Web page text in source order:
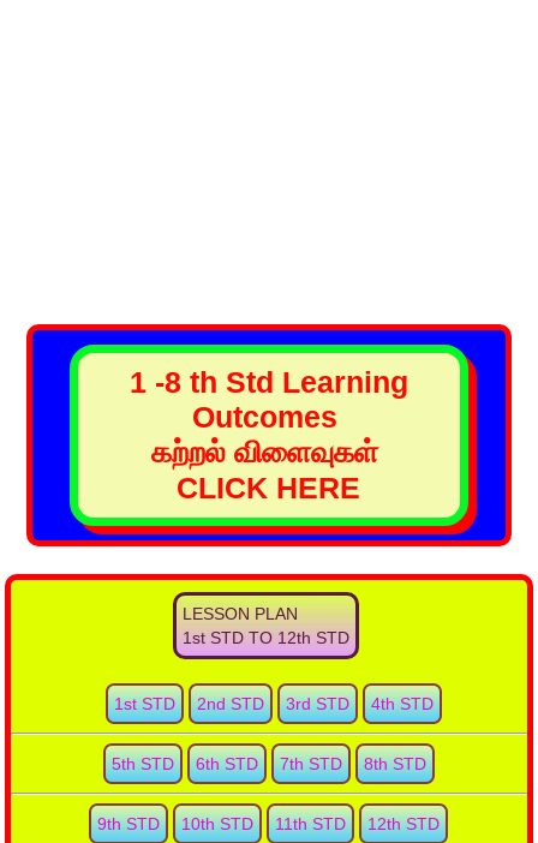
1 -8 th Std Learning
Outcomes
கற்றல் விளைவுகள்
CLICK HERE
LESSON PLAN
1st STD TO 12th STD
1st STD 2nd STD 3rd STD 4th STD
5th STD 6th STD 7th STD 8th STD
9th STD 10th STD 11th STD 12th STD